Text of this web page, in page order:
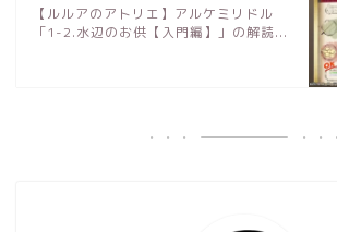
【ルルアのアトリエ】アルケミリドル
「1-2.水辺のお供【入門編】」の解読...